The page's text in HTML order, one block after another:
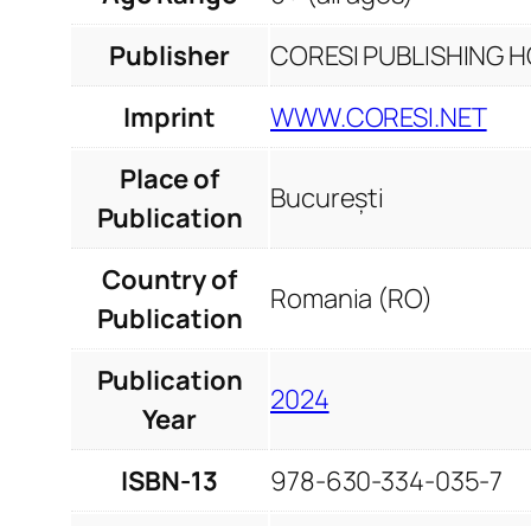
Publisher
CORESI PUBLISHING
Imprint
WWW.CORESI.NET
Place of
Publication
București
Country of
Publication
Romania (RO)
Publication
Year
2024
ISBN-13
978-630-334-035-7